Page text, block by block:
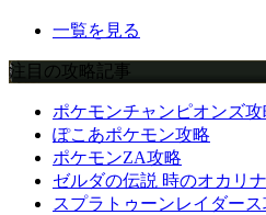
一覧を見る
注目の攻略記事
ポケモンチャンピオンズ攻
ぽこあポケモン攻略
ポケモンZA攻略
ゼルダの伝説 時のオカリ
スプラトゥーンレイダース